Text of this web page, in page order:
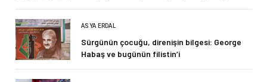
ASYA ERDAL
Sürgünün çocuğu, direnişin bilgesi: George
Habaş ve bugünün filistin’i